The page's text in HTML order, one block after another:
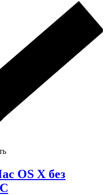
OS X без